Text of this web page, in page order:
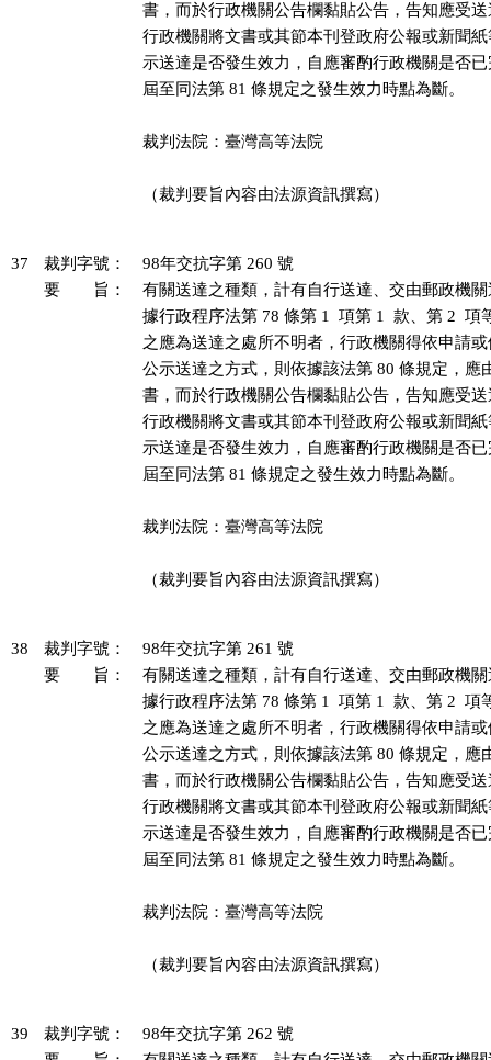
書，而於行政機關公告欄黏貼公告，告知應受
行政機關將文書或其節本刊登政府公報或新聞
示送達是否發生效力，自應審酌行政機關是否
屆至同法第 81 條規定之發生效力時點為斷。
裁判法院：臺灣高等法院
（裁判要旨內容由法源資訊撰寫）
37 裁判字號：
98年交抗字第 260 號
要 旨：
有關送達之種類，計有自行送達、交由郵政機
據行政程序法第 78 條第 1  項第 1  款、第 2  項
之應為送達之處所不明者，行政機關得依申請
公示送達之方式，則依據該法第 80 條規定，應
書，而於行政機關公告欄黏貼公告，告知應受
行政機關將文書或其節本刊登政府公報或新聞
示送達是否發生效力，自應審酌行政機關是否
屆至同法第 81 條規定之發生效力時點為斷。
裁判法院：臺灣高等法院
（裁判要旨內容由法源資訊撰寫）
38 裁判字號：
98年交抗字第 261 號
要 旨：
有關送達之種類，計有自行送達、交由郵政機
據行政程序法第 78 條第 1  項第 1  款、第 2  項
之應為送達之處所不明者，行政機關得依申請
公示送達之方式，則依據該法第 80 條規定，應
書，而於行政機關公告欄黏貼公告，告知應受
行政機關將文書或其節本刊登政府公報或新聞
示送達是否發生效力，自應審酌行政機關是否
屆至同法第 81 條規定之發生效力時點為斷。
裁判法院：臺灣高等法院
（裁判要旨內容由法源資訊撰寫）
39 裁判字號：
98年交抗字第 262 號